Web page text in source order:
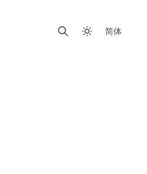
简体